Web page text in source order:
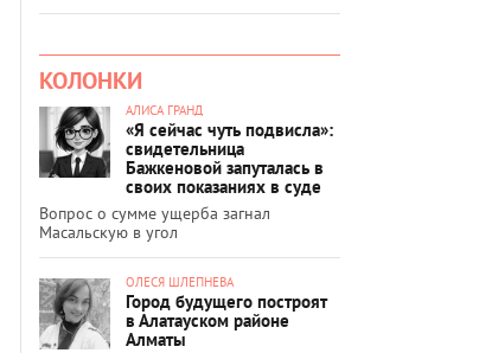
КОЛОНКИ
АЛИСА ГРАНД
«Я сейчас чуть подвисла»:
свидетельница
Бажкеновой запуталась в
своих показаниях в суде
Вопрос о сумме ущерба загнал
Масальскую в угол
ОЛЕСЯ ШЛЕПНЕВА
Город будущего построят
в Алатауском районе
Алматы